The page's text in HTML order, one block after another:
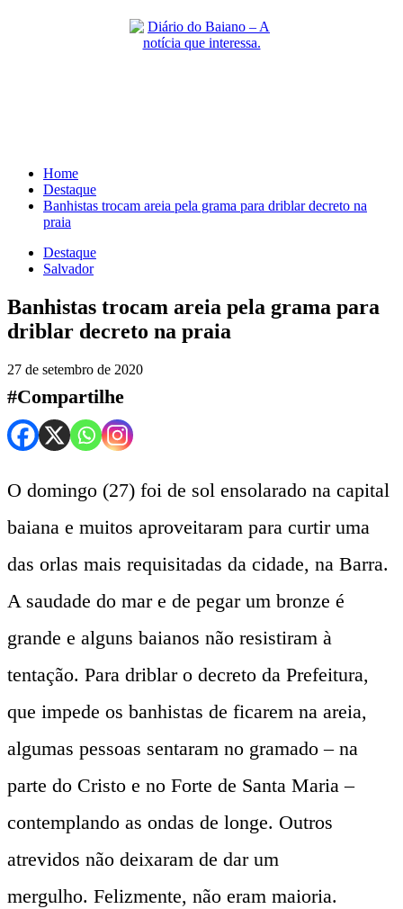
Home
Destaque
Banhistas trocam areia pela grama para driblar decreto na
praia
Destaque
Salvador
Banhistas trocam areia pela grama para
driblar decreto na praia
27 de setembro de 2020
#Compartilhe
O domingo (27) foi de sol ensolarado na capital
baiana e muitos aproveitaram para curtir uma
das orlas mais requisitadas da cidade, na Barra.
A saudade do mar e de pegar um bronze é
grande e alguns baianos não resistiram à
tentação. Para driblar o decreto da Prefeitura,
que impede os banhistas de ficarem na areia,
algumas pessoas sentaram no gramado – na
parte do Cristo e no Forte de Santa Maria –
contemplando as ondas de longe. Outros
atrevidos não deixaram de dar um
mergulho. Felizmente, não eram maioria.